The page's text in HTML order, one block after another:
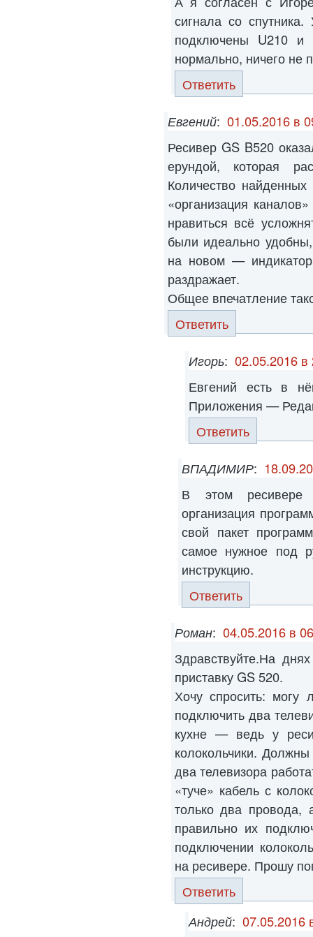
сигнала со
подключены U210 и
нормально, ничего не
Ответить
Евгений: 01.05.2016 в
Ресивер GS B520
ерундой, которая
Количество
«организация
нравиться всё
были идеально
на новом —
раздражает.
Общее впечатление
Ответить
Игорь: 02.05.2016 в
Евгений есть в
Приложения —
Ответить
ВПАДИМИР:
В этом ресивере
организация
свой пакет
самое нужное под
инструкцию.
Ответить
Роман: 04.05.2016 в
Здравствуйте.На
приставку GS 520.
Хочу спросить:
подключить два
кухне — ведь у
колокольчики.
два телевизора
«туче» кабель с
только два
правильно их
подключении
на ресивере. Прошу
Ответить
Андрей: 07.05.2016